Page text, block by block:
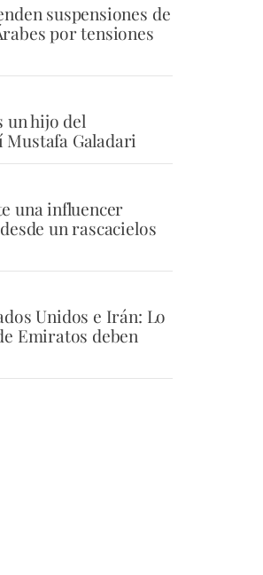
suspensiones de
por tensiones
un hijo del
Galadari
una influencer
un rascacielos
Unidos e Irán: Lo
Emiratos deben